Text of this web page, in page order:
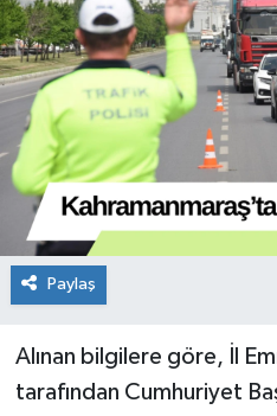
Paylaş
Alınan bilgilere göre, İl
tarafından Cumhuriyet
Yaşam